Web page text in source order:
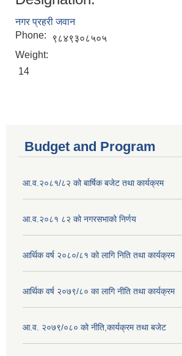
नगर प्रहरी जवान
Phone:
९८४९३०८५०५
Weight:
14
Budget and Program
आ.व.२०८१/८२ को बार्षिक बजेट तथा कार्यक्रम
आ.व.२०८१ ८२ को नगरसभाको निर्णय
आर्थिक वर्ष २०८०/८१ को लागि निति तथा कार्यक्रम
आर्थिक वर्ष २०७९/८० का लागि नीति तथा कार्यक्रम
आ.व. २०७९/०८० को नीति,कार्यक्रम तथा बजेट